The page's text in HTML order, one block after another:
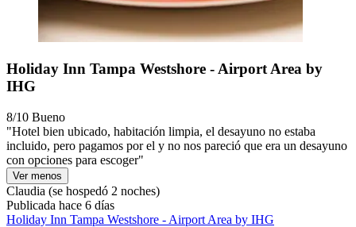
Holiday Inn Tampa Westshore - Airport Area by
IHG
8/10 Bueno
"Hotel bien ubicado, habitación limpia, el desayuno no estaba
incluido, pero pagamos por el y no nos pareció que era un desayuno
con opciones para escoger"
Ver menos
Claudia (se hospedó 2 noches)
Publicada hace 6 días
Holiday Inn Tampa Westshore - Airport Area by IHG